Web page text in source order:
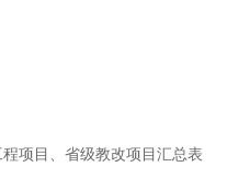
项目、省级教改项目汇总表